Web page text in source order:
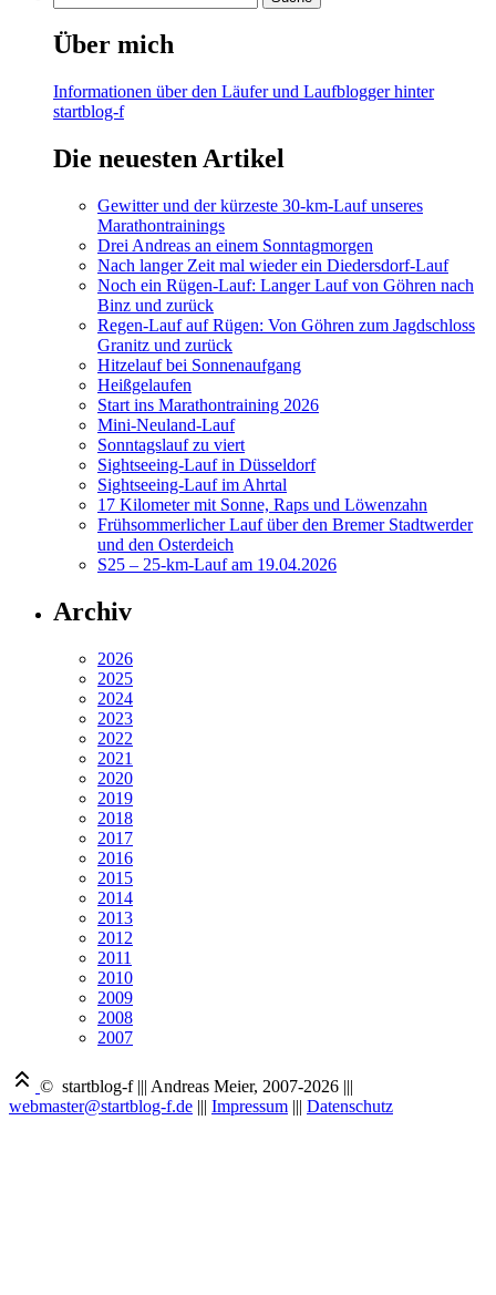
Über mich
Informationen über den Läufer und Laufblogger hinter
startblog-f
Die neuesten Artikel
Gewitter und der kürzeste 30-km-Lauf unseres
Marathontrainings
Drei Andreas an einem Sonntagmorgen
Nach langer Zeit mal wieder ein Diedersdorf-Lauf
Noch ein Rügen-Lauf: Langer Lauf von Göhren nach
Binz und zurück
Regen-Lauf auf Rügen: Von Göhren zum Jagdschloss
Granitz und zurück
Hitzelauf bei Sonnenaufgang
Heißgelaufen
Start ins Marathontraining 2026
Mini-Neuland-Lauf
Sonntagslauf zu viert
Sightseeing-Lauf in Düsseldorf
Sightseeing-Lauf im Ahrtal
17 Kilometer mit Sonne, Raps und Löwenzahn
Frühsommerlicher Lauf über den Bremer Stadtwerder
und den Osterdeich
S25 – 25-km-Lauf am 19.04.2026
Archiv
2026
2025
2024
2023
2022
2021
2020
2019
2018
2017
2016
2015
2014
2013
2012
2011
2010
2009
2008
2007
© startblog-f ||| Andreas Meier, 2007-2026 |||
webmaster@startblog-f.de ||| Impressum ||| Datenschutz